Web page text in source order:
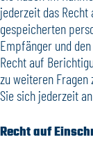
jederzeit das
gespeicherten
Empfänger und
Recht auf
zu weiteren Fragen
Sie sich jederzeit
Recht auf